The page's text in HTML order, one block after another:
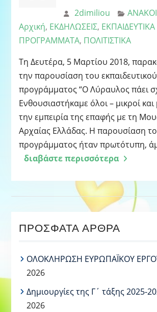
2dimiliou
Αρχική, ΕΚΔΗΛΩΣΕΙΣ, ΕΚΠΑΙΔΕΥΤΙΚΑ
ΠΡΟΓΡΑΜΜΑΤΑ, ΠΟΛΙΤΙΣΤΙΚΑ
Τη Δευτέρα, 5 Μαρτίου 2018,
την παρουσίαση του εκπαιδευτικού
προγράμματος “Ο Λύραυλος πάει
Ενθουσιαστήκαμε όλοι – μικροί και
την εμπειρία της επαφής με τη
Αρχαίας Ελλάδας. Η παρουσίαση
προγράμματος ήταν πρωτότυπη,
διαβάστε περισσότερα
ΠΡΌΣΦΑΤΑ ΆΡΘΡΑ
ΟΛΟΚΛΗΡΩΣΗ ΕΥΡΩΠΑΪΚΟΥ
2026
Δημιουργίες της Γ΄ τάξης 2025-
2026